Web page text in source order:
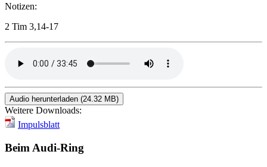
Notizen:
2 Tim 3,14-17
Audio herunterladen (24.32 MB)
Weitere Downloads:
Impulsblatt
Beim Audi-Ring